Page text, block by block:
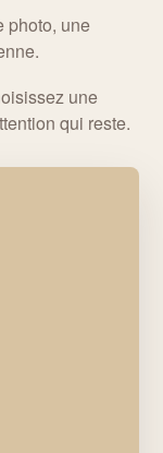
photo, une
une
qui reste.